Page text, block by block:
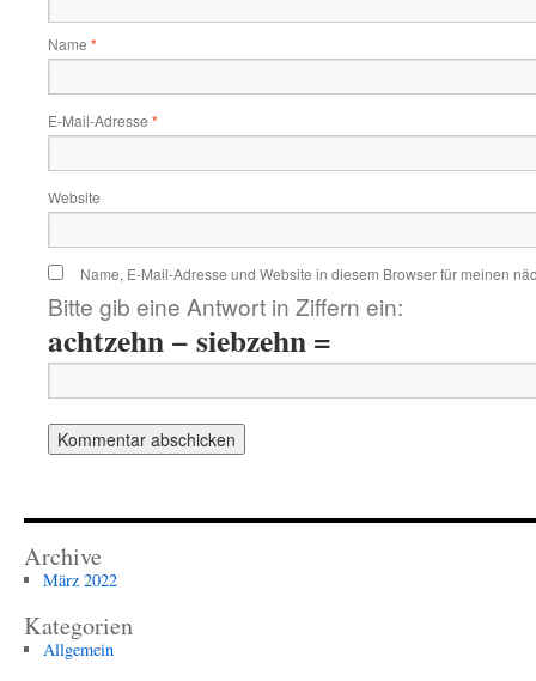
Name *
E-Mail-Adresse *
Website
Name, E-Mail-Adresse und Website in diesem Browser für meinen
Bitte gib eine Antwort in Ziffern ein:
achtzehn − siebzehn =
Archive
März 2022
Kategorien
Allgemein